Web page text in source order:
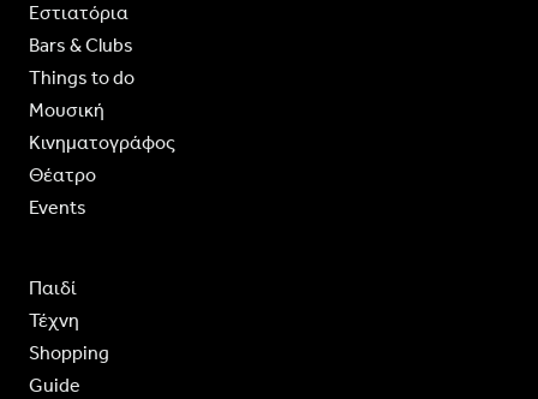
Εστιατόρια
Bars & Clubs
Things to do
Moυσική
Κινηματογράφος
Θέατρο
Events
Παιδί
Τέχνη
Shopping
Guide